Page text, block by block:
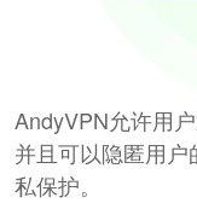
AndyVPN允许用
并且可以隐匿用
私保护。